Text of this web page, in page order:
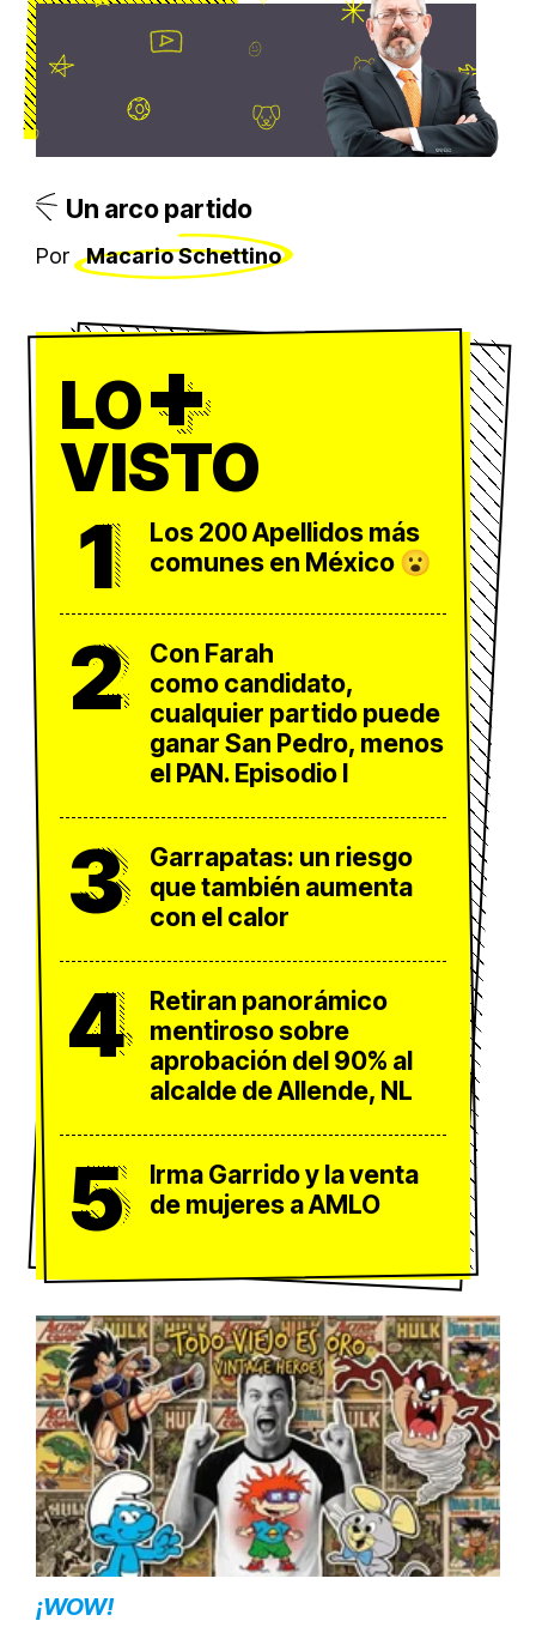
Un arco partido
Por Macario Schettino
LO+
VISTO
1
Los 200 Apellidos más
comunes en México 😮
2
Con Farah
como candidato,
cualquier partido puede
ganar San Pedro, menos
el PAN. Episodio I
3
Garrapatas: un riesgo
que también aumenta
con el calor
4
Retiran panorámico
mentiroso sobre
aprobación del 90% al
alcalde de Allende, NL
5
Irma Garrido y la venta
de mujeres a AMLO
¡WOW!